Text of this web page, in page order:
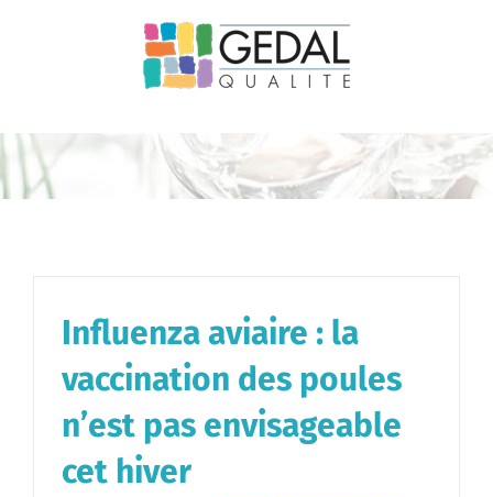
Influenza aviaire : la
vaccination des poules
n’est pas envisageable
cet hiver